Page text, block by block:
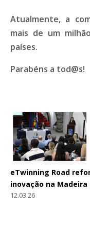
Atualmente, a
mais de um
países.
Parabéns a tod@s!
eTwinning Road
inovação na Madeira
12.03.26